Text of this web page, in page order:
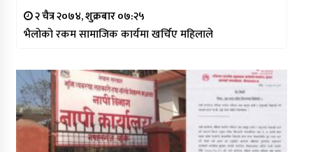
२ चैत्र २०७४, शुक्रबार ०७:२५
भैलोको रकम सामाजिक कार्यमा खर्चिए महिलाले